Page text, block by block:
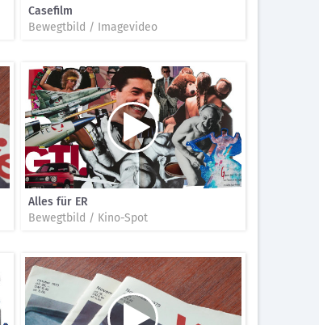
Casefilm
Bewegtbild / Imagevideo
Alles für ER
Bewegtbild / Kino-Spot